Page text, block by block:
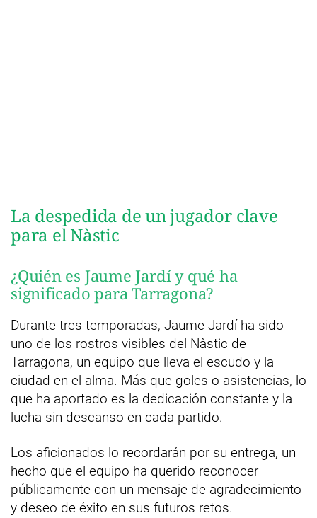
La despedida de un jugador clave
para el Nàstic
¿Quién es Jaume Jardí y qué ha
significado para Tarragona?
Durante tres temporadas, Jaume Jardí ha sido
uno de los rostros visibles del Nàstic de
Tarragona, un equipo que lleva el escudo y la
ciudad en el alma. Más que goles o asistencias, lo
que ha aportado es la dedicación constante y la
lucha sin descanso en cada partido.
Los aficionados lo recordarán por su entrega, un
hecho que el equipo ha querido reconocer
públicamente con un mensaje de agradecimiento
y deseo de éxito en sus futuros retos.